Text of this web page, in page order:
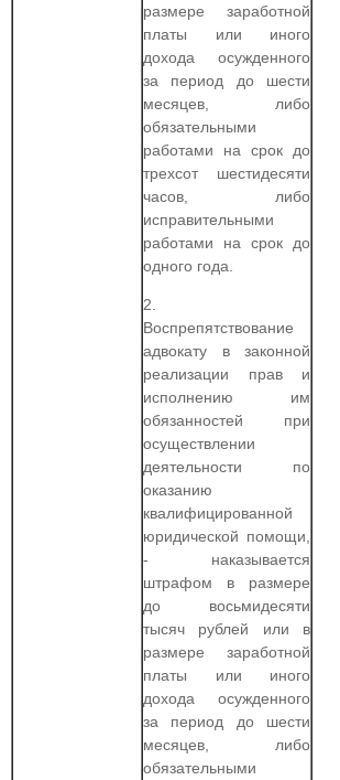
размере заработной
платы или иного
дохода осужденного
за период до шести
месяцев, либо
обязательными
работами на срок до
трехсот шестидесяти
часов, либо
исправительными
работами на срок до
одного года.
2.
Воспрепятствование
адвокату в законной
реализации прав и
исполнению им
обязанностей при
осуществлении
деятельности по
оказанию
квалифицированной
юридической помощи,
- наказывается
штрафом в размере
до восьмидесяти
тысяч рублей или в
размере заработной
платы или иного
дохода осужденного
за период до шести
месяцев, либо
обязательными